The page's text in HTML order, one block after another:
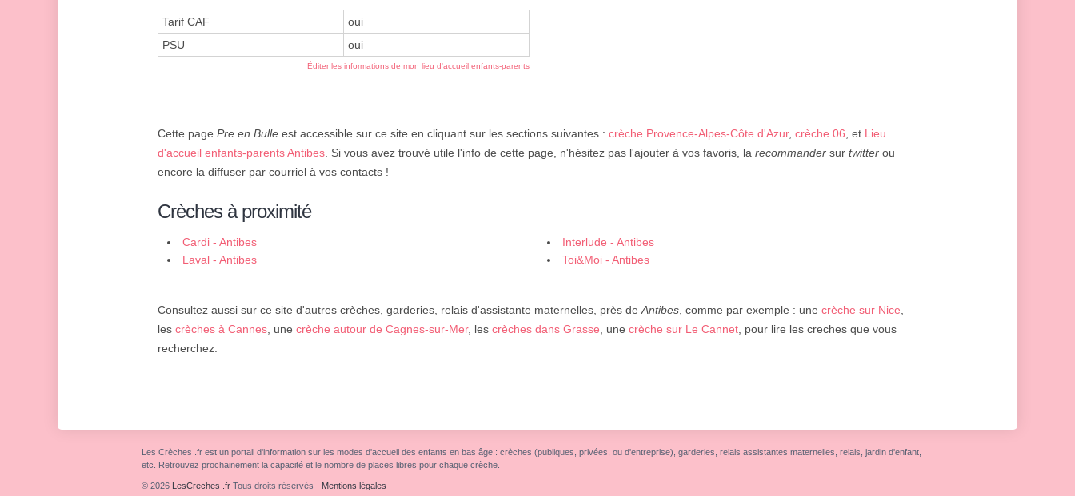
Tarif CAF
oui
PSU
oui
Éditer les informations de mon lieu d'accueil enfants-parents
Cette page Pre en Bulle est accessible sur ce site en cliquant sur les sections suivantes : crèche Provence-Alpes-Côte d'Azur, crèche 06, et Lieu
d'accueil enfants-parents Antibes. Si vous avez trouvé utile l'info de cette page, n'hésitez pas l'ajouter à vos favoris, la recommander sur twitter ou
encore la diffuser par courriel à vos contacts !
Crèches à proximité
Cardi - Antibes
Interlude - Antibes
Laval - Antibes
Toi&Moi - Antibes
Consultez aussi sur ce site d'autres crèches, garderies, relais d'assistante maternelles, près deAntibes, comme par exemple : une crèche sur Nice,
les crèches à Cannes, une crèche autour de Cagnes-sur-Mer, les crèches dans Grasse, une crèche sur Le Cannet, pour lire les creches que vous
recherchez.
Les Crèches .fr est un portail d'information sur les modes d'accueil des enfants en bas âge : crèches (publiques, privées, ou d'entreprise), garderies, relais assistantes maternelles, relais, jardin d'enfant,
etc. Retrouvez prochainement la capacité et le nombre de places libres pour chaque crèche.
© 2026 LesCreches .fr Tous droits réservés - Mentions légales